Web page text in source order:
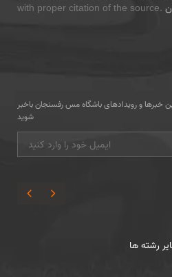
with proper citation of the source.
خبرها و رویدادهای باشگاه مس رفسنجان باخبر
شوید
رشته ها